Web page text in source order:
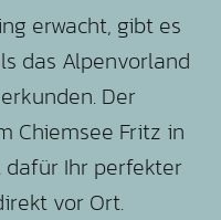
erwacht, gibt es
das Alpenvorland
Der
Chiemsee Fritz in
Ihr perfekter
vor Ort.